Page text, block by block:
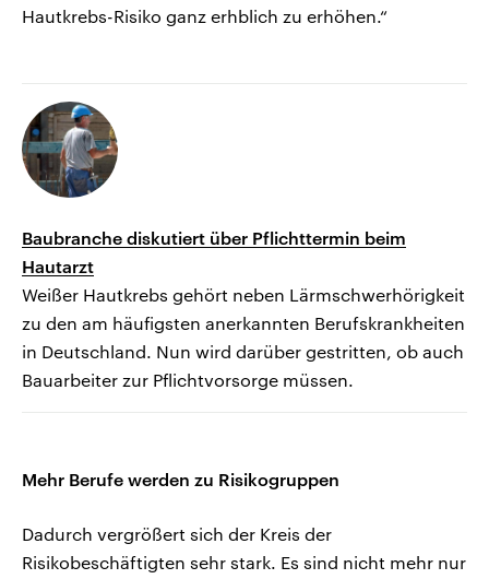
Hautkrebs-Risiko ganz erhblich zu erhöhen.“
Baubranche diskutiert über Pflichttermin beim
Hautarzt
Weißer Hautkrebs gehört neben Lärmschwerhörigkeit
zu den am häufigsten anerkannten Berufskrankheiten
in Deutschland. Nun wird darüber gestritten, ob auch
Bauarbeiter zur Pflichtvorsorge müssen.
Mehr Berufe werden zu Risikogruppen
Dadurch vergrößert sich der Kreis der
Risikobeschäftigten sehr stark. Es sind nicht mehr nur